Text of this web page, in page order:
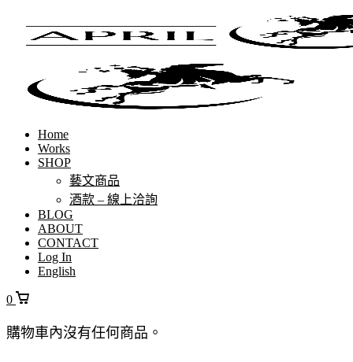
Home
Works
SHOP
藝文商品
酒款 – 線上洽詢
BLOG
ABOUT
CONTACT
Log In
English
0
購物車內沒有任何商品。